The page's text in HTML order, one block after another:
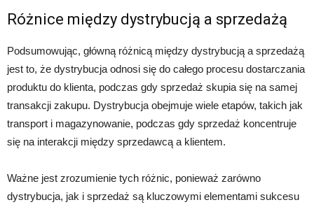
Różnice między dystrybucją a sprzedażą
Podsumowując, główną różnicą między dystrybucją a sprzedażą
jest to, że dystrybucja odnosi się do całego procesu dostarczania
produktu do klienta, podczas gdy sprzedaż skupia się na samej
transakcji zakupu. Dystrybucja obejmuje wiele etapów, takich jak
transport i magazynowanie, podczas gdy sprzedaż koncentruje
się na interakcji między sprzedawcą a klientem.
Ważne jest zrozumienie tych różnic, ponieważ zarówno
dystrybucja, jak i sprzedaż są kluczowymi elementami sukcesu